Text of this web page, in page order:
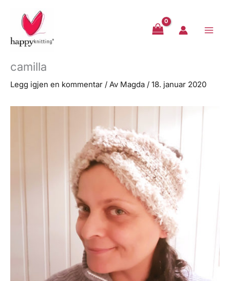
innholdet
camilla
Legg igjen en kommentar / Av Magda / 18. januar 2020